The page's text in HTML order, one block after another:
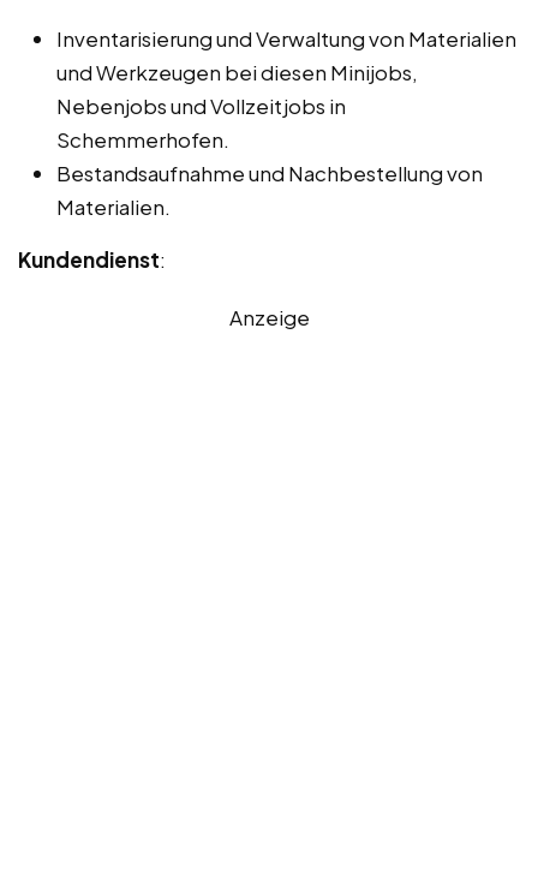
Inventarisierung und Verwaltung von Materialien
und Werkzeugen bei diesen Minijobs,
Nebenjobs und Vollzeitjobs in
Schemmerhofen.
Bestandsaufnahme und Nachbestellung von
Materialien.
Kundendienst:
Anzeige